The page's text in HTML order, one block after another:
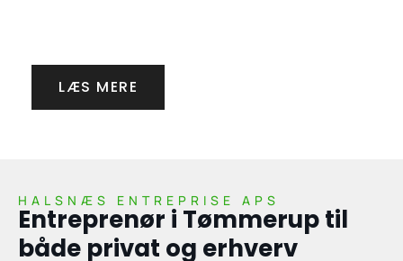
LÆS MERE
HALSNÆS ENTREPRISE APS
Entreprenør i Tømmerup til
både privat og erhverv